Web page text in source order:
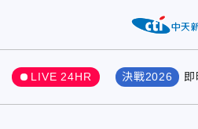
LIVE 24HR 決戰2026 即